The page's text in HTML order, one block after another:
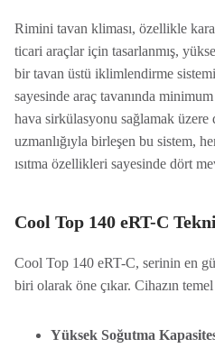
Rimini tavan kliması, özellikle
ticari araçlar için tasarlanmış,
bir tavan üstü iklimlendirme
sayesinde araç tavanında
hava sirkülasyonu sağlamak üzere
uzmanlığıyla birleşen bu sistem,
ısıtma özellikleri sayesinde dört
Cool Top 140 eRT-C
Cool Top 140 eRT-C, serinin en
biri olarak öne çıkar. Cihazın
Yüksek Soğutma